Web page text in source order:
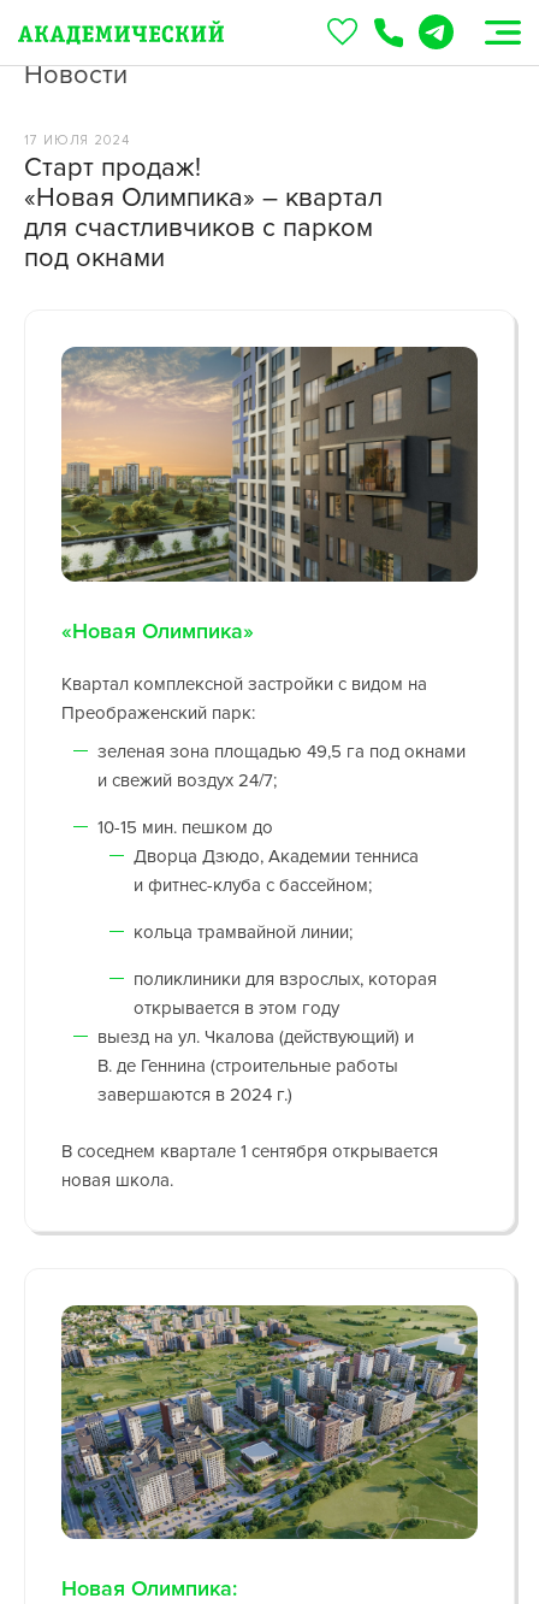
Новости
17 ИЮЛЯ 2024
Старт продаж!
«Новая Олимпика» – квартал
для счастливчиков с парком
под окнами
«Новая Олимпика»
Квартал комплексной застройки с видом на
Преображенский парк:
зеленая зона площадью 49,5 га под окнами
и свежий воздух 24/7;
10-15 мин. пешком до
Дворца Дзюдо, Академии тенниса
и фитнес-клуба с бассейном;
кольца трамвайной линии;
поликлиники для взрослых, которая
открывается в этом году
выезд на ул. Чкалова (действующий) и
В. де Геннина (строительные работы
завершаются в 2024 г.)
В соседнем квартале 1 сентября открывается
новая школа.
Новая Олимпика: